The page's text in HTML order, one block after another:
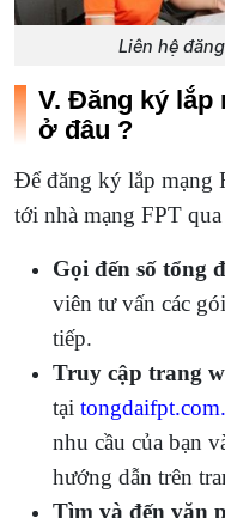
Liên hệ
V. Đăng ký lắp
ở đâu ?
Để đăng ký lắp mạng
tới nhà mạng FPT qua
Gọi đến số tổng
viên tư vấn các
tiếp.
Truy cập trang
tại
nhu cầu của bạn
hướng dẫn trên
Tìm và đến văn